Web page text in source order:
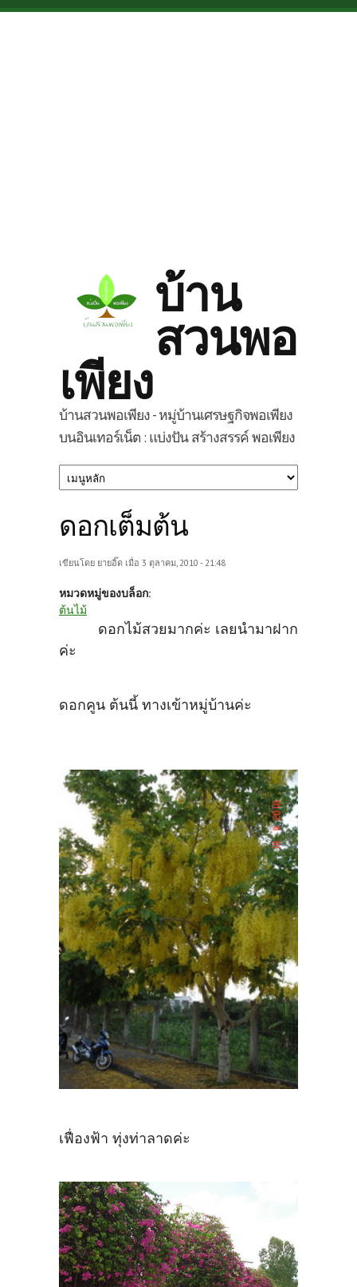
Skip to main content
บ้าน
สวนพอ
เพียง
บ้านสวนพอเพียง - หมู่บ้านเศรษฐกิจพอเพียง
บนอินเทอร์เน็ต : แบ่งปัน สร้างสรรค์ พอเพียง
ดอกเต็มต้น
เขียนโดย ยายอิ๊ด เมื่อ 3 ตุลาคม, 2010 - 21:48
หมวดหมู่ของบล็อก:
ต้นไม้
ดอกไม้สวยมากค่ะ เลยนำมาฝาก
ค่ะ
ดอกคูน ต้นนี้ ทางเข้าหมู่บ้านค่ะ
เฟื่องฟ้า ทุ่งท่าลาดค่ะ